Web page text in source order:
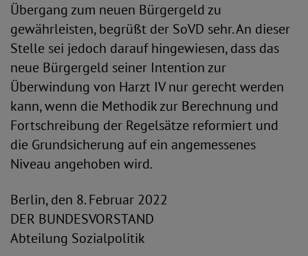
Übergang zum neuen Bürgergeld zu
gewährleisten, begrüßt der SoVD sehr. An dieser
Stelle sei jedoch darauf hingewiesen, dass das
neue Bürgergeld seiner Intention zur
Überwindung von Harzt IV nur gerecht werden
kann, wenn die Methodik zur Berechnung und
Fortschreibung der Regelsätze reformiert und
die Grundsicherung auf ein angemessenes
Niveau angehoben wird.
Berlin, den 8. Februar 2022
DER BUNDESVORSTAND
Abteilung Sozialpolitik